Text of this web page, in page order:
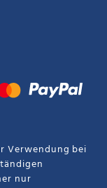
Verwendung bei
nur